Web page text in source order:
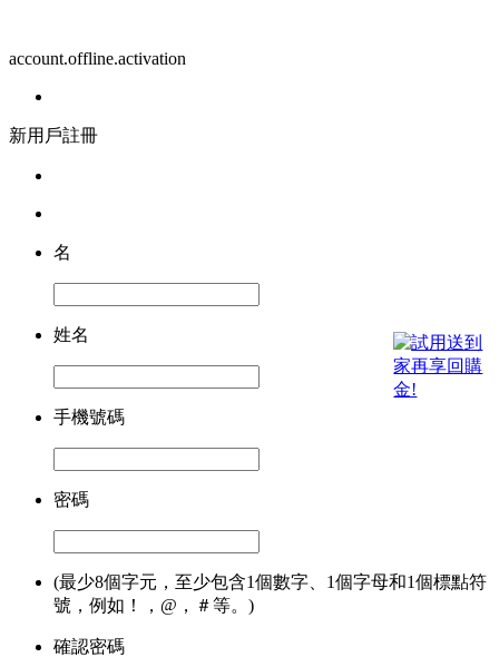
account.offline.activation
新用戶註冊
名
姓名
手機號碼
密碼
(最少8個字元，至少包含1個數字、1個字母和1個標點符
號，例如！，@，＃等。)
確認密碼